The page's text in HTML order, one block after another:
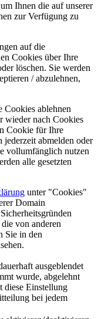
Ihnen die auf unserer
zur Verfügung zu
auf die
Cookies über Ihre
löschen. Sie werden
/ abzulehnen,
Cookies ablehnen
wieder nach Cookies
Cookie für Ihre
jederzeit abmelden oder
vollumfänglich nutzen
alle gesetzten
unter "Cookies"
Domain
von anderen
Sie in den
ausgeblendet
wurde, abgelehnt
diese Einstellung
bei jedem